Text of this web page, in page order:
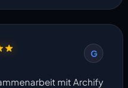
G
mit Archify